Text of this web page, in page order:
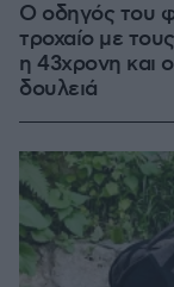
Ο οδηγός του
τροχαίο με
η 43χρονη και
δουλειά